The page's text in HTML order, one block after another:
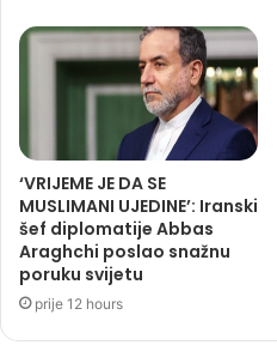
‘VRIJEME JE DA SE
MUSLIMANI UJEDINE’: Iranski
šef diplomatije Abbas
Araghchi poslao snažnu
poruku svijetu
prije 12 hours